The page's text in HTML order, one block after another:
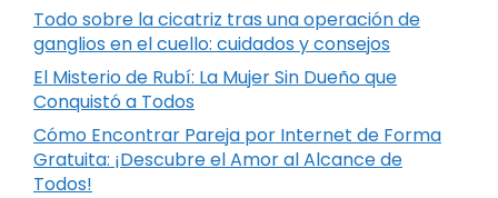
Todo sobre la cicatriz tras una operación de
ganglios en el cuello: cuidados y consejos
El Misterio de Rubí: La Mujer Sin Dueño que
Conquistó a Todos
Cómo Encontrar Pareja por Internet de Forma
Gratuita: ¡Descubre el Amor al Alcance de
Todos!